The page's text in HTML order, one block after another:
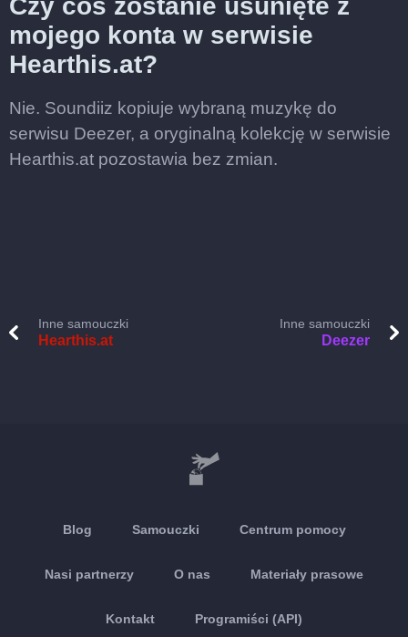
Czy coś zostanie usunięte z
mojego konta w serwisie
Hearthis.at?
Nie. Soundiiz kopiuje wybraną muzykę do
serwisu Deezer, a oryginalną kolekcję w serwisie
Hearthis.at pozostawia bez zmian.
Inne samouczki
Hearthis.at
Inne samouczki
Deezer
Blog Samouczki Centrum pomocy
Nasi partnerzy O nas Materiały prasowe
Kontakt Programiści (API)